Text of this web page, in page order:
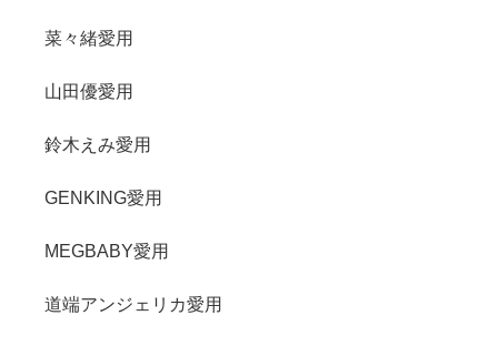
菜々緒愛用
山田優愛用
鈴木えみ愛用
GENKING愛用
MEGBABY愛用
道端アンジェリカ愛用